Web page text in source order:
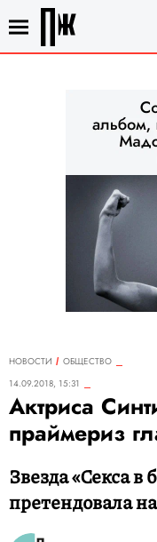
НОВОСТИ
ОБЩЕСТВО
14.09.2018, 15:31
Актриса
праймериз
Звезда «Секса в
претендовала